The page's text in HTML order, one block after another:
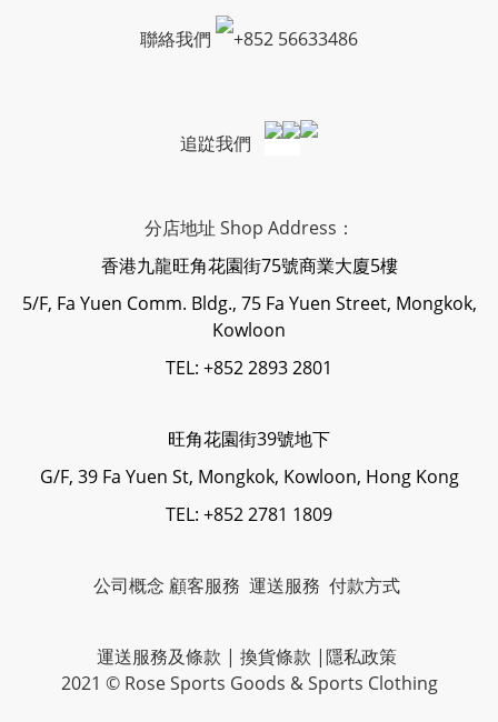
聯絡我們 +852 56633486
追踨我們
分店地址 Shop Address：
香港九龍旺角花園街75號商業大廈5樓
5/F, Fa Yuen Comm. Bldg., 75 Fa Yuen Street, Mongkok,
Kowloon
TEL: +852 2893 2801
旺角花園街39號地下
G/F, 39 Fa Yuen St, Mongkok, Kowloon, Hong Kong
TEL: +852 2781 1809
公司概念 顧客服務 運送服務 付款方式
運送服務及條款 | 換貨條款 |隱私政策
2021 © Rose Sports Goods & Sports Clothing